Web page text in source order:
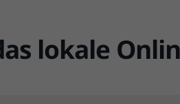
und neuem